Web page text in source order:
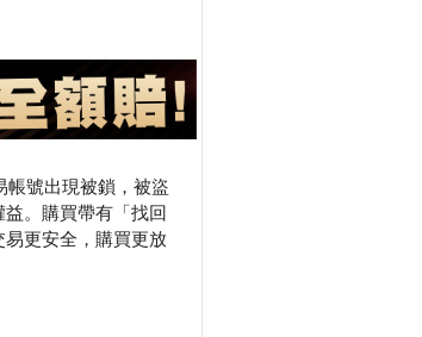
帳號出現被鎖，被盜
。購買帶有「找回
更安全，購買更放